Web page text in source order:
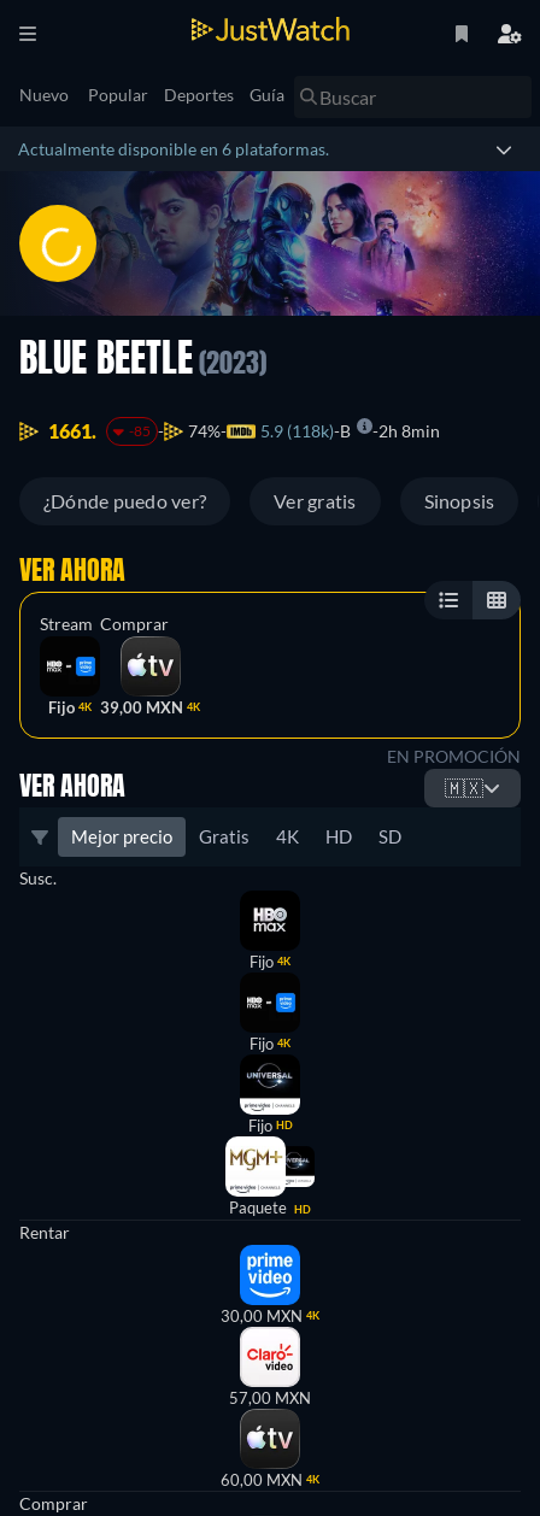
Nuevo Popular Deportes Guía
Actualmente disponible en 6 plataformas.
BLUE BEETLE (2023)
1661. -85 74% 5.9 (118k) B 2h 8min
¿Dónde puedo ver? Ver gratis Sinopsis
VER AHORA
Stream
Fijo 4K
Comprar
39,00 MXN 4K
EN PROMOCIÓN
VER AHORA 🇲🇽
Mejor precio Gratis 4K HD SD
Susc.
Fijo 4K
Fijo 4K
Fijo HD
Paquete HD
Rentar
30,00 MXN 4K
57,00 MXN
60,00 MXN 4K
Comprar